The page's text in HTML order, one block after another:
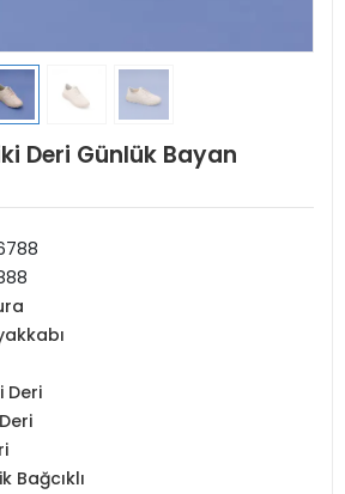
Deri Günlük Bayan
Deri
Bağcıklı